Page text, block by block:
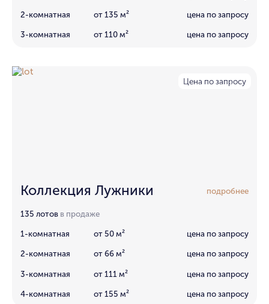
2-комнатная от 135 м² цена по запросу
3-комнатная от 110 м² цена по запросу
Цена по запросу
Коллекция Лужники подробнее
135 лотов в продаже
1-комнатная от 50 м² цена по запросу
2-комнатная от 66 м² цена по запросу
3-комнатная от 111 м² цена по запросу
4-комнатная от 155 м² цена по запросу